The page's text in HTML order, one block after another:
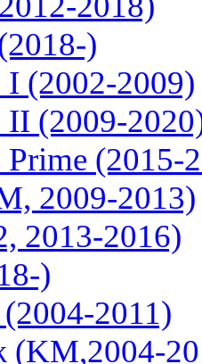
)
I (2002-2009)
II (2009-
(2015-
2009-2013)
2013-2016)
)
2011)
(KM,2004-